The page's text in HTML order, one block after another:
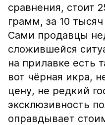
сравнения, стоит
грамм, за 10
Сами продавцы
сложившейся
на прилавке есть
вот чёрная икра,
цену, не редкий
эксклюзивность
оправдывает